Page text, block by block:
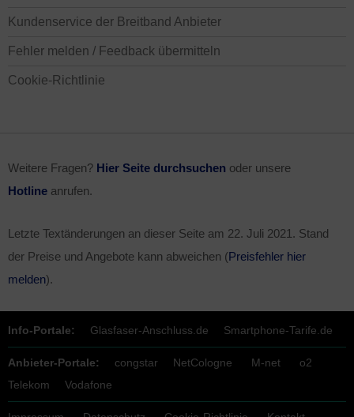
Kundenservice der Breitband Anbieter
Fehler melden / Feedback übermitteln
Cookie-Richtlinie
Weitere Fragen? Hier Seite durchsuchen oder unsere
Hotline anrufen.
Letzte Textänderungen an dieser Seite am 22. Juli 2021 . Stand
der Preise und Angebote kann abweichen (Preisfehler hier
melden).
Info-Portale: Glasfaser-Anschluss.de Smartphone-Tarife.de
Anbieter-Portale: congstar NetCologne M-net
o2
Telekom
Vodafone